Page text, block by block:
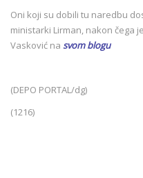
Oni koji su dobili tu naredbu
ministarki Lirman, nakon čega
Vasković na svom blogu
(DEPO PORTAL/dg)
(1216)